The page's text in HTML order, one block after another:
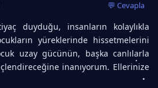
💬 Cevapla
duyduğu, insanların kolaylıkla
yüreklerinde hissetmelerini
uzay gücünün, başka canlılarla
inanıyorum. Ellerinize